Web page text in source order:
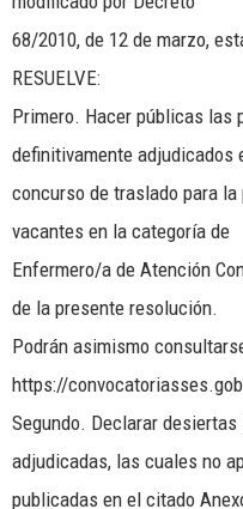
68/2010, de 12 de marzo,
RESUELVE:
Primero. Hacer públicas las
definitivamente adjudicados
concurso de traslado para
vacantes en la categoría de
Enfermero/a de Atención
de la presente resolución.
Podrán asimismo
https://
Segundo. Declarar
adjudicadas, las cuales no
publicadas en el citado